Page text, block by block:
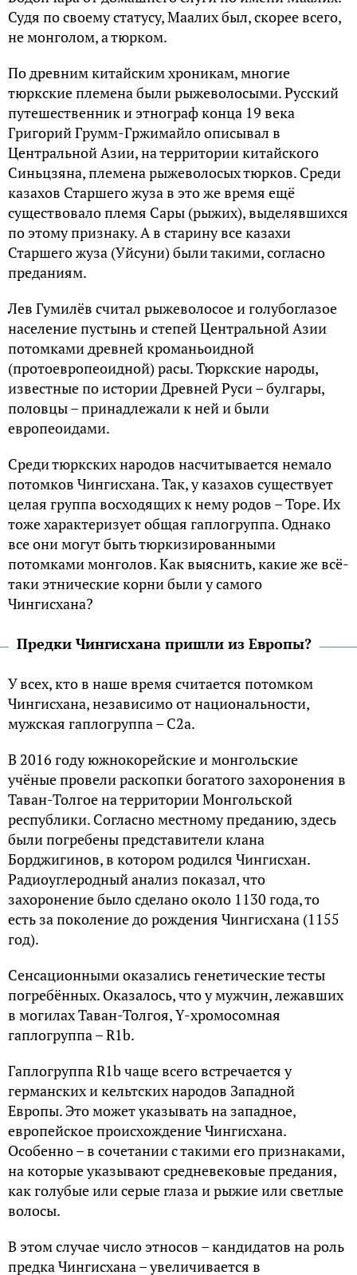
Судя по своему статусу, Маалих был, скорее всего,
не монголом, а тюрком.
По древним китайским хроникам, многие
тюркские племена были рыжеволосыми. Русский
путешественник и этнограф конца 19 века
Григорий Грумм-Гржимайло описывал в
Центральной Азии, на территории китайского
Синьцзяна, племена рыжеволосых тюрков. Среди
казахов Старшего жуза в это же время ещё
существовало племя Сары (рыжих), выделявшихся
по этому признаку. А в старину все казахи
Старшего жуза (Уйсуни) были такими, согласно
преданиям.
Лев Гумилёв считал рыжеволосое и голубоглазое
население пустынь и степей Центральной Азии
потомками древней кроманьоидной
(протоевропеоидной) расы. Тюркские народы,
известные по истории Древней Руси – булгары,
половцы – принадлежали к ней и были
европеоидами.
Среди тюркских народов насчитывается немало
потомков Чингисхана. Так, у казахов существует
целая группа восходящих к нему родов – Торе. Их
тоже характеризует общая гаплогруппа. Однако
все они могут быть тюркизированными
потомками монголов. Как выяснить, какие же всё-
таки этнические корни были у самого
Чингисхана?
Предки Чингисхана пришли из Европы?
У всех, кто в наше время считается потомком
Чингисхана, независимо от национальности,
мужская гаплогруппа – C2a.
В 2016 году южнокорейские и монгольские
учёные провели раскопки богатого захоронения в
Таван-Толгое на территории Монгольской
республики. Согласно местному преданию, здесь
были погребены представители клана
Борджигинов, в котором родился Чингисхан.
Радиоуглеродный анализ показал, что
захоронение было сделано около 1130 года, то
есть за поколение до рождения Чингисхана (1155
год).
Сенсационными оказались генетические тесты
погребённых. Оказалось, что у мужчин, лежавших
в могилах Таван-Толгоя, Y-хромосомная
гаплогруппа – R1b.
Гаплогруппа R1b чаще всего встречается у
германских и кельтских народов Западной
Европы. Это может указывать на западное,
европейское происхождение Чингисхана.
Особенно – в сочетании с такими его признаками,
на которые указывают средневековые предания,
как голубые или серые глаза и рыжие или светлые
волосы.
В этом случае число этносов – кандидатов на роль
предка Чингисхана – увеличивается в